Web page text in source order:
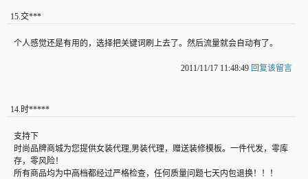
15.交***
个人感觉还是有用的，选择把关键词刷上去了。然后流量就会自动有了。
2011/11/17 11:48:49 回复该留言
14.时*****
支持下
时尚品牌商城为您提供女装代理,男装代理，赠送装修模板。一件代发，零库
存，零风险！
所有商品均为中高档都经过严格检查，任何质量问题七天内包退换！！！